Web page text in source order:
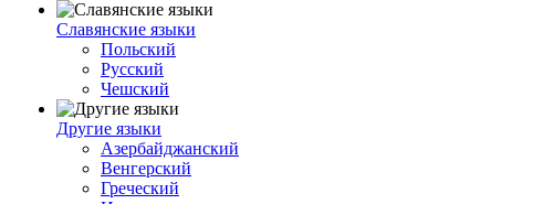
Славянские языки
Польский
Русский
Чешский
Другие языки
Азербайджанский
Венгерский
Греческий